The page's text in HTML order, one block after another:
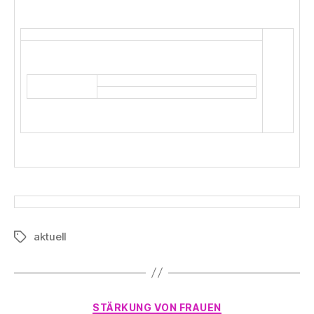
Schlagwörter
aktuell
Kategorien
STÄRKUNG VON FRAUEN